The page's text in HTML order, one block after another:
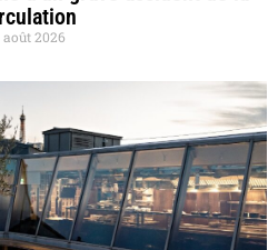
août 2026